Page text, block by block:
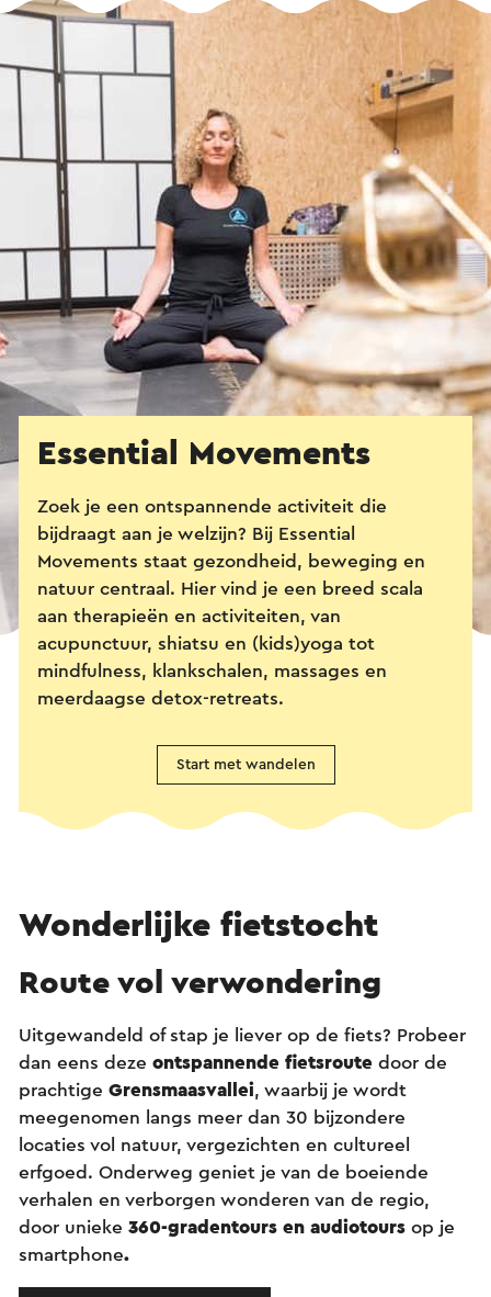
Essential Movements
Zoek je een ontspannende activiteit die
bijdraagt aan je welzijn? Bij Essential
Movements staat gezondheid, beweging en
natuur centraal. Hier vind je een breed scala
aan therapieën en activiteiten, van
acupunctuur, shiatsu en (kids)yoga tot
mindfulness, klankschalen, massages en
meerdaagse detox-retreats.
Start met wandelen
Wonderlijke fietstocht
Route vol verwondering
Uitgewandeld of stap je liever op de fiets? Probeer
dan eens deze ontspannende fietsroute door de
prachtige Grensmaasvallei, waarbij je wordt
meegenomen langs meer dan 30 bijzondere
locaties vol natuur, vergezichten en cultureel
erfgoed. Onderweg geniet je van de boeiende
verhalen en verborgen wonderen van de regio,
door unieke 360-gradentours en audiotours op je
smartphone.